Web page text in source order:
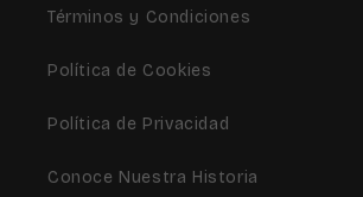
Términos y Condiciones
Política de Cookies
Política de Privacidad
Conoce Nuestra Historia